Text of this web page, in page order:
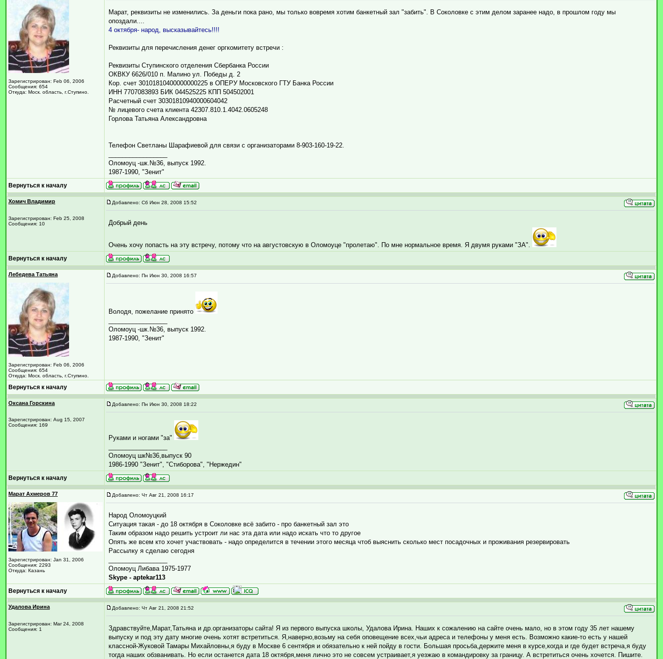
Зарегистрирован: Feb 06, 2006
Сообщения: 654
Откуда: Моск. область, г.Ступино.
Марат, реквизиты не изменились. За деньги пока рано, мы только вовремя хотим банкетный зал "забить". В Соколовке с этим делом заранее надо, в прошлом году мы
опоздали....
4 октября- народ, высказывайтесь!!!!
Реквизиты для перечисления денег оргкомитету встречи :
Реквизиты Ступинского отделения Сбербанка России
ОКВКУ 6626/010 п. Малино ул. Победы д. 2
Кор. счет 30101810400000000225 в ОПЕРУ Московского ГТУ Банка России
ИНН 7707083893 БИК 044525225 КПП 504502001
Расчетный счет 30301810940000604042
№ лицевого счета клиента 42307.810.1.4042.0605248
Горлова Татьяна Александровна
Телефон Светланы Шарафиевой для связи с организаторами 8-903-160-19-22.
Оломоуц -шк.№36, выпуск 1992.
1987-1990, "Зенит"
Вернуться к началу
Хомич Владимир
Зарегистрирован: Feb 25, 2008
Сообщения: 10
Добавлено: Сб Июн 28, 2008 15:52
Добрый день
Очень хочу попасть на эту встречу, потому что на августовскую в Оломоуце "пролетаю". По мне нормальное время. Я двумя руками "ЗА".
Вернуться к началу
Лебедева Татьяна
Зарегистрирован: Feb 06, 2006
Сообщения: 654
Откуда: Моск. область, г.Ступино.
Добавлено: Пн Июн 30, 2008 16:57
Володя, пожелание принято
Оломоуц -шк.№36, выпуск 1992.
1987-1990, "Зенит"
Вернуться к началу
Оксана Горскина
Зарегистрирован: Aug 15, 2007
Сообщения: 169
Добавлено: Пн Июн 30, 2008 18:22
Руками и ногами "за"
Оломоуц шк№36,выпуск 90
1986-1990 "Зенит", "Стиборова", "Нержедин"
Вернуться к началу
Марат Ахмеров 77
Зарегистрирован: Jan 31, 2006
Сообщения: 2293
Откуда: Казань
Добавлено: Чт Авг 21, 2008 16:17
Народ Оломоуцкий
Ситуация такая - до 18 октября в Соколовке всё забито - про банкетный зал это
Таким образом надо решить устроит ли нас эта дата или надо искать что то другое
Опять же всем кто хочет участвовать - надо определится в течении этого месяца чтоб выяснить сколько мест посадочных и проживания резервировать
Рассылку я сделаю сегодня
Оломоуц Либава 1975-1977
Skype - aptekar113
Вернуться к началу
Удалова Ирина
Зарегистрирован: Mar 24, 2008
Сообщения: 1
Добавлено: Чт Авг 21, 2008 21:52
Здравствуйте,Марат,Татьяна и др.организаторы сайта! Я из первого выпуска школы, Удалова Ирина. Наших к сожалению на сайте очень мало, но в этом году 35 лет нашему
выпуску и под эту дату многие очень хотят встретиться. Я,наверно,возьму на себя оповещение всех,чьи адреса и телефоны у меня есть. Возможно какие-то есть у нашей
классной-Жуковой Тамары Михайловны,я буду в Москве 6 сентября и обязательно к ней пойду в гости. Большая просьба,держите меня в курсе,когда и где будет встреча,я буду
тогда наших обзванивать. Но если останется дата 18 октября,меня лично это не совсем устраивает,я уезжаю в командировку за границу. А встретиться очень хочется. Пишите.